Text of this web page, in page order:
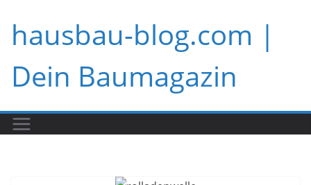
Inhalt
springen
hausbau-blog.com |
Dein Baumagazin